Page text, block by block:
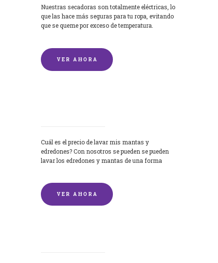
Nuestras secadoras son totalmente eléctricas, lo
que las hace más seguras para tu ropa, evitando
que se queme por exceso de temperatura.
VER AHORA
Cuál es el precio de lavar mis mantas y
edredones? Con nosotros se pueden se pueden
lavar los edredones y mantas de una forma
VER AHORA